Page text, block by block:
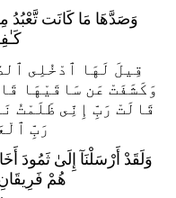
وَصَدَّهَا مَا كَانَت تَّعْبُدُ
قِيلَ لَهَا ٱدْخُلِى
وَكَشَفَتْ عَن سَاقَيْهَا
قَالَتْ رَبِّ إِنِّى ظَلَمْتُ
رَبِّ
وَلَقَدْ أَرْسَلْنَآ إِلَىٰ ثَمُودَ
هُمْ فَرِيقَانِ